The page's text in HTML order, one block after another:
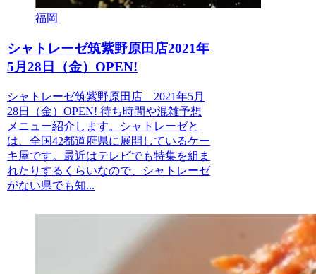
福岡
シャトレーゼ筑紫野原田店2021年
5月28日（金）OPEN!
シャトレーゼ筑紫野原田店 2021年5月
28日（金）OPEN! 待ち時間や混雑予想
メニュー紹介します。シャトレーゼと
は、全国42都道府県に展開しているケー
キ屋です。最近はテレビでも特集を組ま
れたりするくらいなので、シャトレーゼ
がない県でも知...